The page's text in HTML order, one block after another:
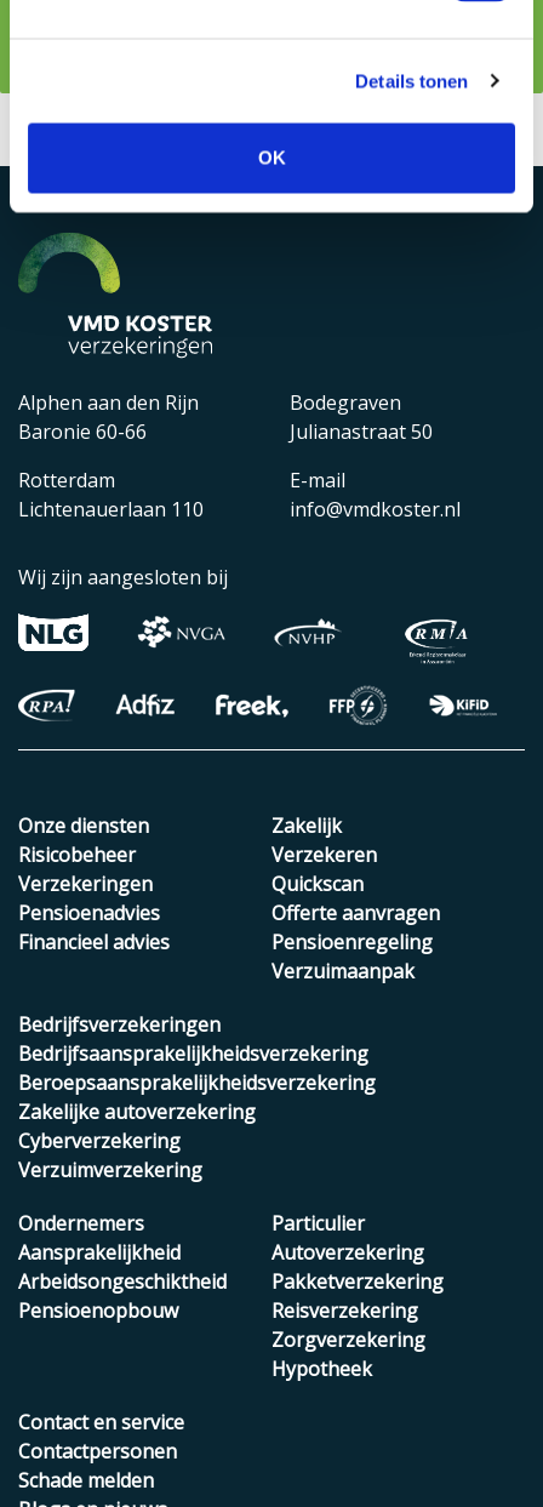
Details tonen
OK
Alphen aan den Rijn
Baronie 60-66
Rotterdam
Lichtenauerlaan 110
Bodegraven
Julianastraat 50
E-mail
info@vmdkoster.nl
Wij zijn aangesloten bij
Onze diensten
Risicobeheer
Verzekeringen
Pensioenadvies
Financieel advies
Zakelijk
Verzekeren
Quickscan
Offerte aanvragen
Pensioenregeling
Verzuimaanpak
Bedrijfsverzekeringen
Bedrijfsaansprakelijkheidsverzekering
Beroepsaansprakelijkheidsverzekering
Zakelijke autoverzekering
Cyberverzekering
Verzuimverzekering
Ondernemers
Aansprakelijkheid
Arbeidsongeschiktheid
Pensioenopbouw
Particulier
Autoverzekering
Pakketverzekering
Reisverzekering
Zorgverzekering
Hypotheek
Contact en service
Contactpersonen
Schade melden